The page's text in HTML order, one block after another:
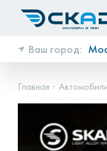
Ваш город:
Главная